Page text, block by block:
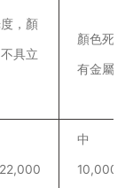
，顏
具立
顏色死白
有金屬黑
中